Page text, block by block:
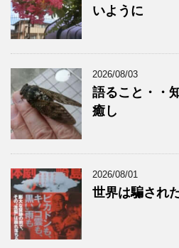
いように
2026/08/03
語ること・・
癒し
2026/08/01
世界は騙され